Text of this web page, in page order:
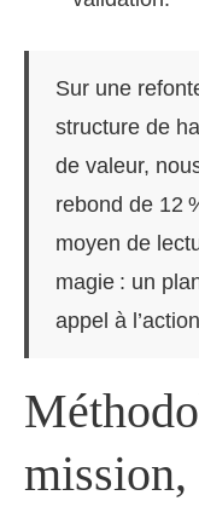
Sur une
structure de
de valeur,
rebond de 12
moyen de
magie : un
appel à
mission,